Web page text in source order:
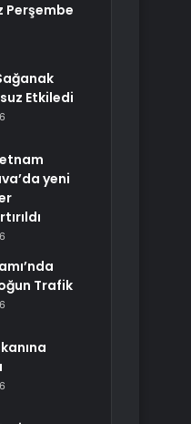
Perşembe
Etkiledi
yeni
Trafik